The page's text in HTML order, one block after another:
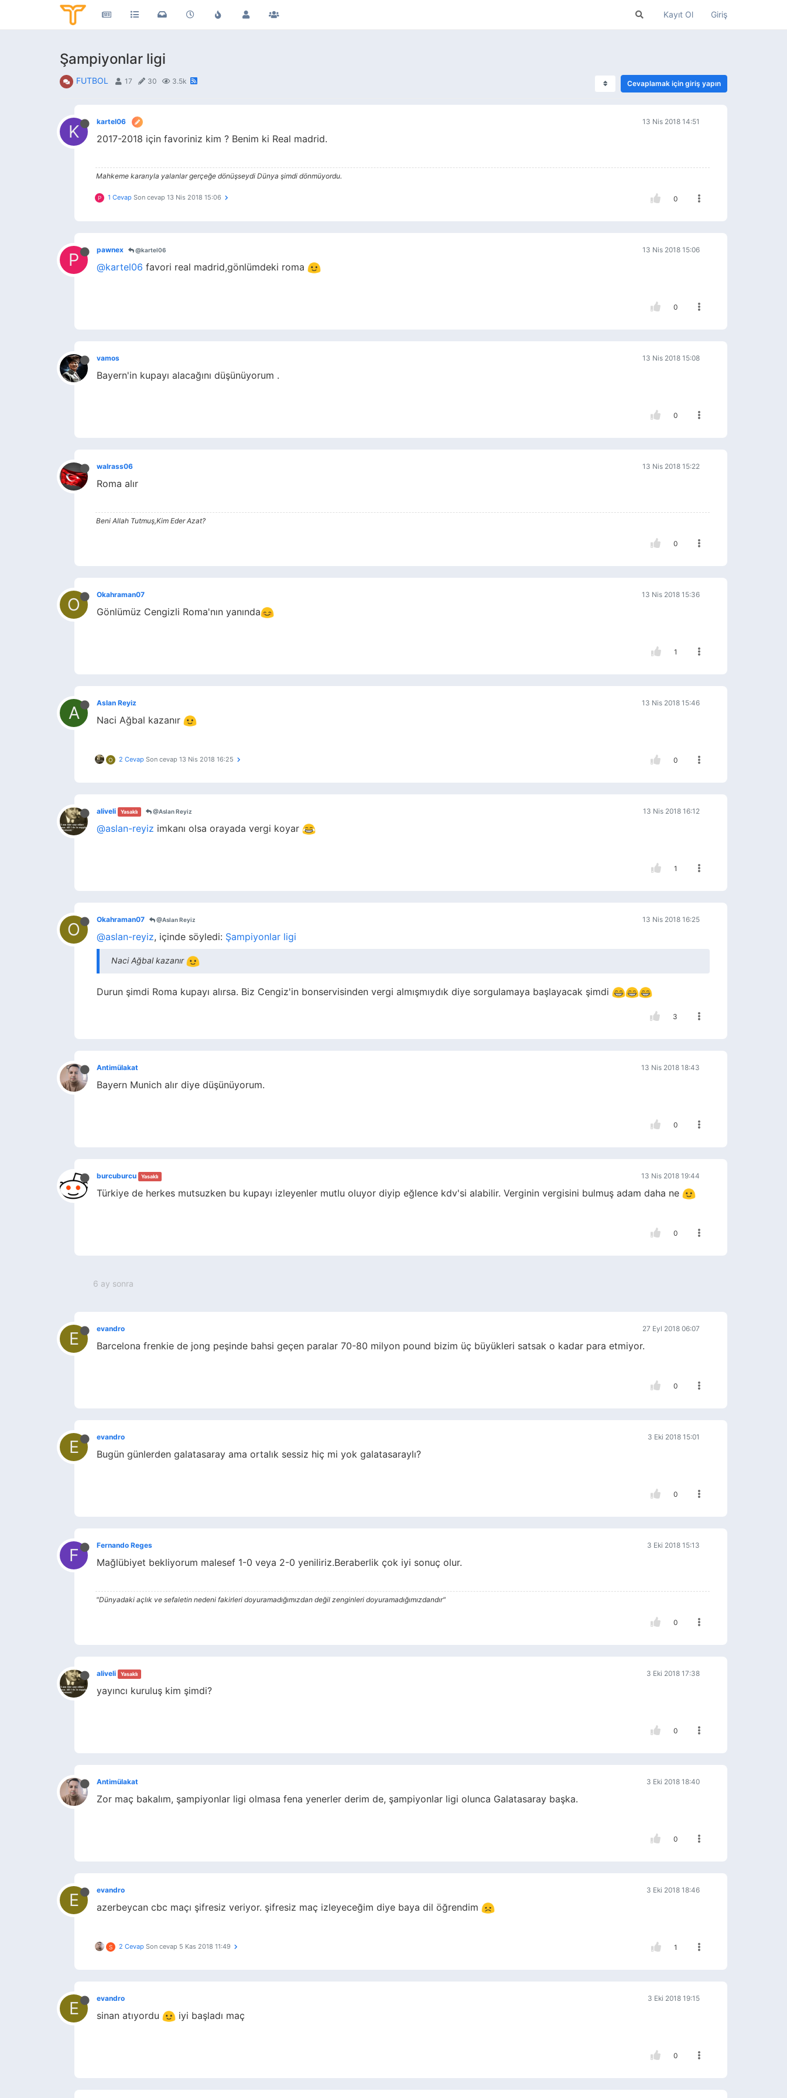
Kayıt Ol Giriş
Şampiyonlar ligi
FUTBOL 17 30 3.5k Cevaplamak için giriş yapın
K kartel06 13 Nis 2018 14:51
2017-2018 için favoriniz kim ? Benim ki Real madrid.
Mahkeme kararıyla yalanlar gerçeğe dönüşseydi Dünya şimdi dönmüyordu.
P 1 Cevap Son cevap 13 Nis 2018 15:06 0
P pawnex @kartel06 13 Nis 2018 15:06
@kartel06 favori real madrid,gönlümdeki roma
0
vamos 13 Nis 2018 15:08
Bayern'in kupayı alacağını düşünüyorum .
0
walrass06 13 Nis 2018 15:22
Roma alır
Beni Allah Tutmuş,Kim Eder Azat?
0
O Okahraman07 13 Nis 2018 15:36
Gönlümüz Cengizli Roma'nın yanında
1
A Aslan Reyiz 13 Nis 2018 15:46
Naci Ağbal kazanır
O 2 Cevap Son cevap 13 Nis 2018 16:25 0
aliveli Yasaklı @Aslan Reyiz 13 Nis 2018 16:12
@aslan-reyiz imkanı olsa orayada vergi koyar
1
O Okahraman07 @Aslan Reyiz 13 Nis 2018 16:25
@aslan-reyiz, içinde söyledi: Şampiyonlar ligi
Naci Ağbal kazanır
Durun şimdi Roma kupayı alırsa. Biz Cengiz'in bonservisinden vergi almışmıydık diye sorgulamaya başlayacak şimdi
3
Antimülakat 13 Nis 2018 18:43
Bayern Munich alır diye düşünüyorum.
0
burcuburcu Yasaklı 13 Nis 2018 19:44
Türkiye de herkes mutsuzken bu kupayı izleyenler mutlu oluyor diyip eğlence kdv'si alabilir. Verginin vergisini bulmuş adam daha ne
0
6 ay sonra
E evandro 27 Eyl 2018 06:07
Barcelona frenkie de jong peşinde bahsi geçen paralar 70-80 milyon pound bizim üç büyükleri satsak o kadar para etmiyor.
0
E evandro 3 Eki 2018 15:01
Bugün günlerden galatasaray ama ortalık sessiz hiç mi yok galatasaraylı?
0
F Fernando Reges 3 Eki 2018 15:13
Mağlübiyet bekliyorum malesef 1-0 veya 2-0 yeniliriz.Beraberlik çok iyi sonuç olur.
"Dünyadaki açlık ve sefaletin nedeni fakirleri doyuramadığımızdan değil zenginleri doyuramadığımızdandır"
0
aliveli Yasaklı 3 Eki 2018 17:38
yayıncı kuruluş kim şimdi?
0
Antimülakat 3 Eki 2018 18:40
Zor maç bakalım, şampiyonlar ligi olmasa fena yenerler derim de, şampiyonlar ligi olunca Galatasaray başka.
0
E evandro 3 Eki 2018 18:46
azerbeycan cbc maçı şifresiz veriyor. şifresiz maç izleyeceğim diye baya dil öğrendim
S 2 Cevap Son cevap 5 Kas 2018 11:49 1
E evandro 3 Eki 2018 19:15
sinan atıyordu iyi başladı maç
0